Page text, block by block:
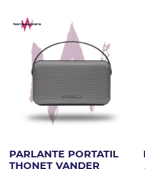
PARLANTE PORTATIL
THONET VANDER